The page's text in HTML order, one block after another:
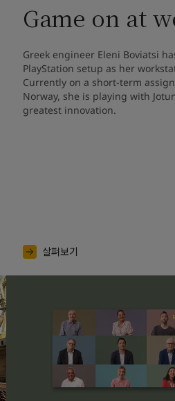
Game on at
Greek engineer Eleni Boviatsi
PlayStation setup as her
Currently on a short-term
Norway, she is playing with
greatest innovation.
살펴보기